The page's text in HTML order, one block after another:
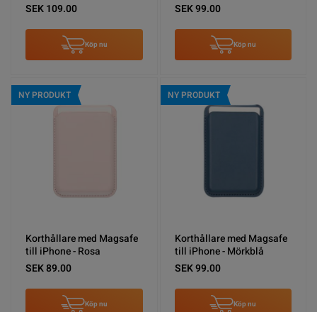
SEK 109.00
Köp nu
SEK 99.00
Köp nu
NY PRODUKT
Korthållare med Magsafe
till iPhone - Rosa
SEK 89.00
Köp nu
NY PRODUKT
Korthållare med Magsafe
till iPhone - Mörkblå
SEK 99.00
Köp nu